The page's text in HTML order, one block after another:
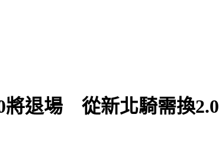
將退場 從新北騎需換2.0